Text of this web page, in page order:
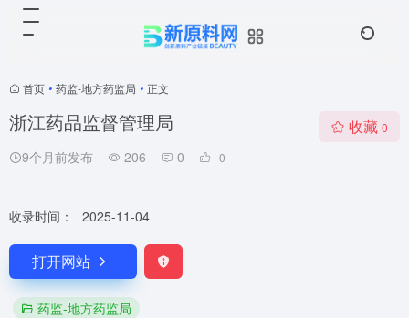
首页 • 药监-地方药监局 • 正文
浙江药品监督管理局
9个月前发布 206 0 0
收藏 0
收录时间： 2025-11-04
打开网站
药监-地方药监局